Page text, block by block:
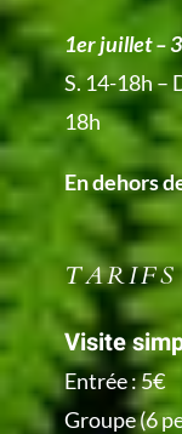
1er juillet –
S. 14-18h –
18h
En dehors
TARIFS
Visite
Entrée : 5€
Groupe (6